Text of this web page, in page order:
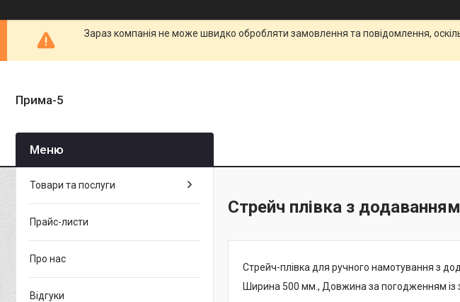
Зараз компанія не може швидко обробляти замовлення та повідомлення,
Прима-5
Стрейч плівка з
Стрейч-плівка для ручного намотування з
Ширина 500 мм., Довжина за погодженням із
Товари та послуги
Прайс-листи
Про нас
Відгуки